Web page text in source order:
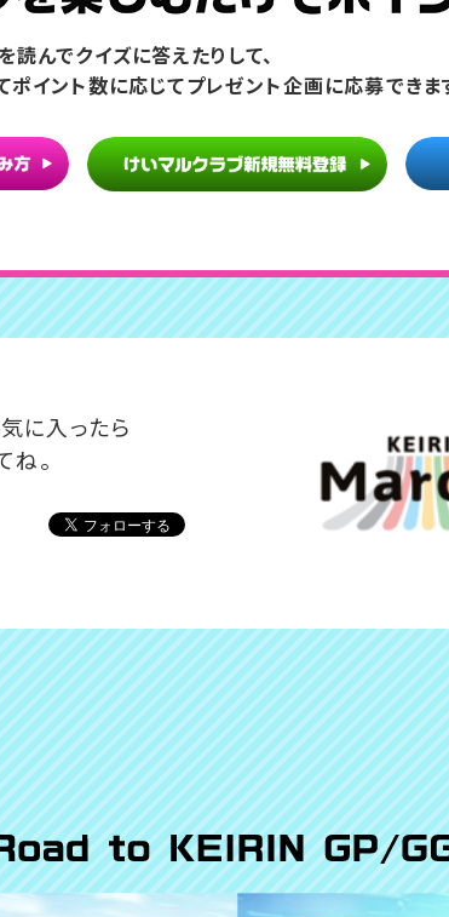
読んでクイズに答えたりして、
ポイント数に応じてプレゼント企画に応募できま
に入ったら
ね。